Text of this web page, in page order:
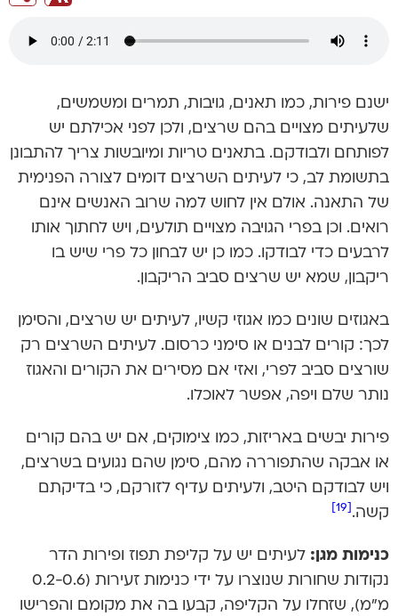
ישנם פירות, כמו תאנים, גויבות, תמרים ומשמשים,
שלעיתים מצויים בהם שרצים, ולכן לפני אכילתם יש
לפותחם ולבודקם. בתאנים טריות ומיובשות צריך להתבונן
בתשומת לב, כי לעיתים השרצים דומים לצורה הפנימית
של התאנה. אולם אין לחוש למה שרוב האנשים אינם
רואים. וכן בפרי הגויבה מצויים תולעים, ויש לחתוך אותו
לרבעים כדי לבודקו. כמו כן יש לבחון כל פרי שיש בו
ריקבון, שמא יש שרצים סביב הריקבון.
באגוזים שונים כמו אגוזי קשיו, לעיתים יש שרצים, והסימן
לכך: קורים לבנים או סימני כרסום. לעיתים השרצים רק
שורצים סביב לפרי, ואזי אם מסירים את הקורים והאגוז
נותר שלם ויפה, אפשר לאוכלו.
פירות יבשים באריזות, כמו צימוקים, אם יש בהם קורים
או אבקה שהתפוררה מהם, סימן שהם נגועים בשרצים,
ויש לבודקם היטב, ולעיתים עדיף לזורקם, כי בדיקתם
קשה.
כנימות מגן: לעיתים יש על קליפת תפוז ופירות הדר
נקודות שחורות שנוצרו על ידי כנימות זעירות (0.2-0.6
מ”מ), שזחלו על הקליפה, קבעו בה את מקומם והפרישו